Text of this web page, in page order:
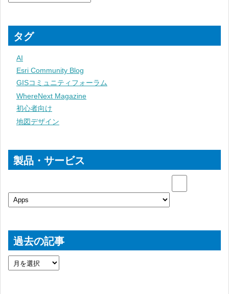
タグ
AI
Esri Community Blog
GISコミュニティフォーラム
WhereNext Magazine
初心者向け
地図デザイン
製品・サービス
過去の記事